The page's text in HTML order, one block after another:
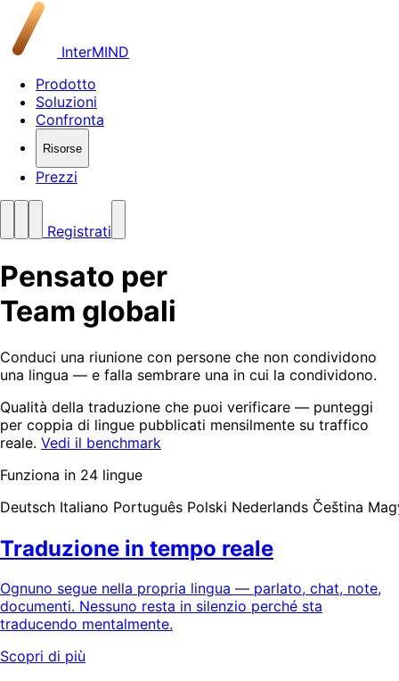
InterMIND
Prodotto
Soluzioni
Confronta
Risorse
Prezzi
Registrati
Pensato per
Team globali
Conduci una riunione con persone che non condividono
una lingua — e falla sembrare una in cui la condividono.
Qualità della traduzione che puoi verificare — punteggi
per coppia di lingue pubblicati mensilmente su traffico
reale. Vedi il benchmark
Funziona in 24 lingue
ItalianoPortuguêsPolskiNederlandsČeština
Traduzione in tempo reale
Ognuno segue nella propria lingua — parlato, chat, note,
documenti. Nessuno resta in silenzio perché sta
traducendo mentalmente.
Scopri di più